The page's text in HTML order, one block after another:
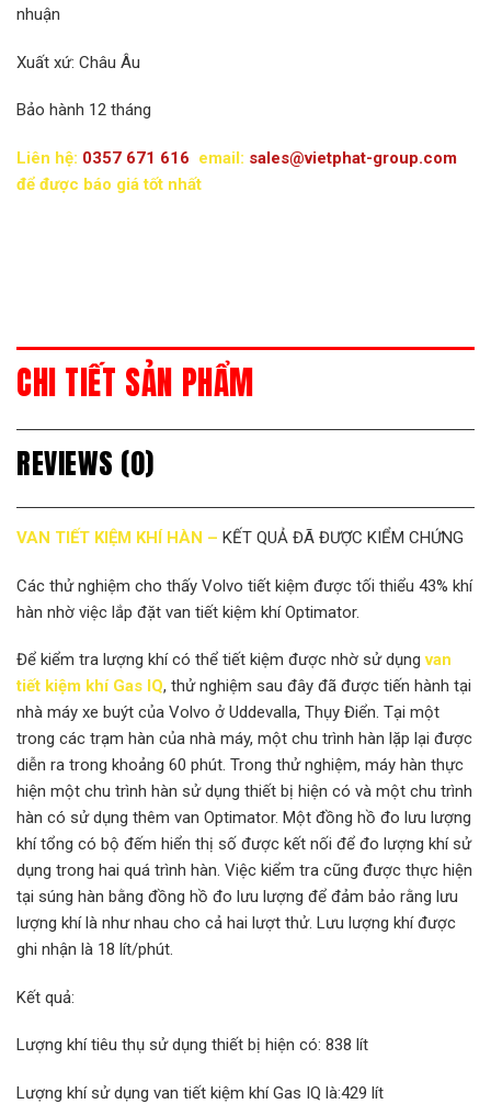
nhuận
Xuất xứ: Châu Âu
Bảo hành 12 tháng
Liên hệ: 0357 671 616 email: sales@vietphat-group.com
để được báo giá tốt nhất
CHI TIẾT SẢN PHẨM
REVIEWS (0)
VAN TIẾT KIỆM KHÍ HÀN – KẾT QUẢ ĐÃ ĐƯỢC KIỂM CHỨNG
Các thử nghiệm cho thấy Volvo tiết kiệm được tối thiểu 43% khí
hàn nhờ việc lắp đặt van tiết kiệm khí Optimator.
Để kiểm tra lượng khí có thể tiết kiệm được nhờ sử dụngvan
tiết kiệm khí Gas IQ, thử nghiệm sau đây đã được tiến hành tại
nhà máy xe buýt của Volvo ở Uddevalla, Thụy Điển. Tại một
trong các trạm hàn của nhà máy, một chu trình hàn lặp lại được
diễn ra trong khoảng 60 phút. Trong thử nghiệm, máy hàn thực
hiện một chu trình hàn sử dụng thiết bị hiện có và một chu trình
hàn có sử dụng thêm van Optimator. Một đồng hồ đo lưu lượng
khí tổng có bộ đếm hiển thị số được kết nối để đo lượng khí sử
dụng trong hai quá trình hàn. Việc kiểm tra cũng được thực hiện
tại súng hàn bằng đồng hồ đo lưu lượng để đảm bảo rằng lưu
lượng khí là như nhau cho cả hai lượt thử. Lưu lượng khí được
ghi nhận là 18 lít/phút.
Kết quả:
Lượng khí tiêu thụ sử dụng thiết bị hiện có: 838 lít
Lượng khí sử dụng van tiết kiệm khí Gas IQ là:429 lít